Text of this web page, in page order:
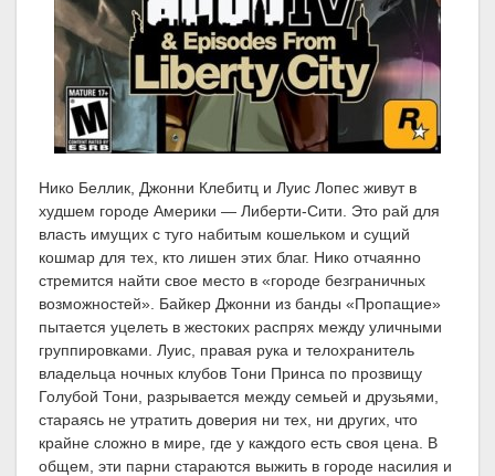
Нико Беллик, Джонни Клебитц и Луис Лопес живут в
худшем городе Америки — Либерти-Сити. Это рай для
власть имущих с туго набитым кошельком и сущий
кошмар для тех, кто лишен этих благ. Нико отчаянно
стремится найти свое место в «городе безграничных
возможностей». Байкер Джонни из банды «Пропащие»
пытается уцелеть в жестоких распрях между уличными
группировками. Луис, правая рука и телохранитель
владельца ночных клубов Тони Принса по прозвищу
Голубой Тони, разрывается между семьей и друзьями,
стараясь не утратить доверия ни тех, ни других, что
крайне сложно в мире, где у каждого есть своя цена. В
общем, эти парни стараются выжить в городе насилия и